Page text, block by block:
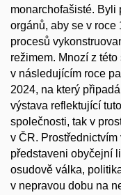
monarchofašisté. Byli
orgánů, aby se v roce
procesů
režimem. Mnozí z
v následujícím roce
2024, na který
výstava reflektující
společnosti, tak v
v ČR.
představeni obyčejní
osudově válka,
v nepravou dobu na